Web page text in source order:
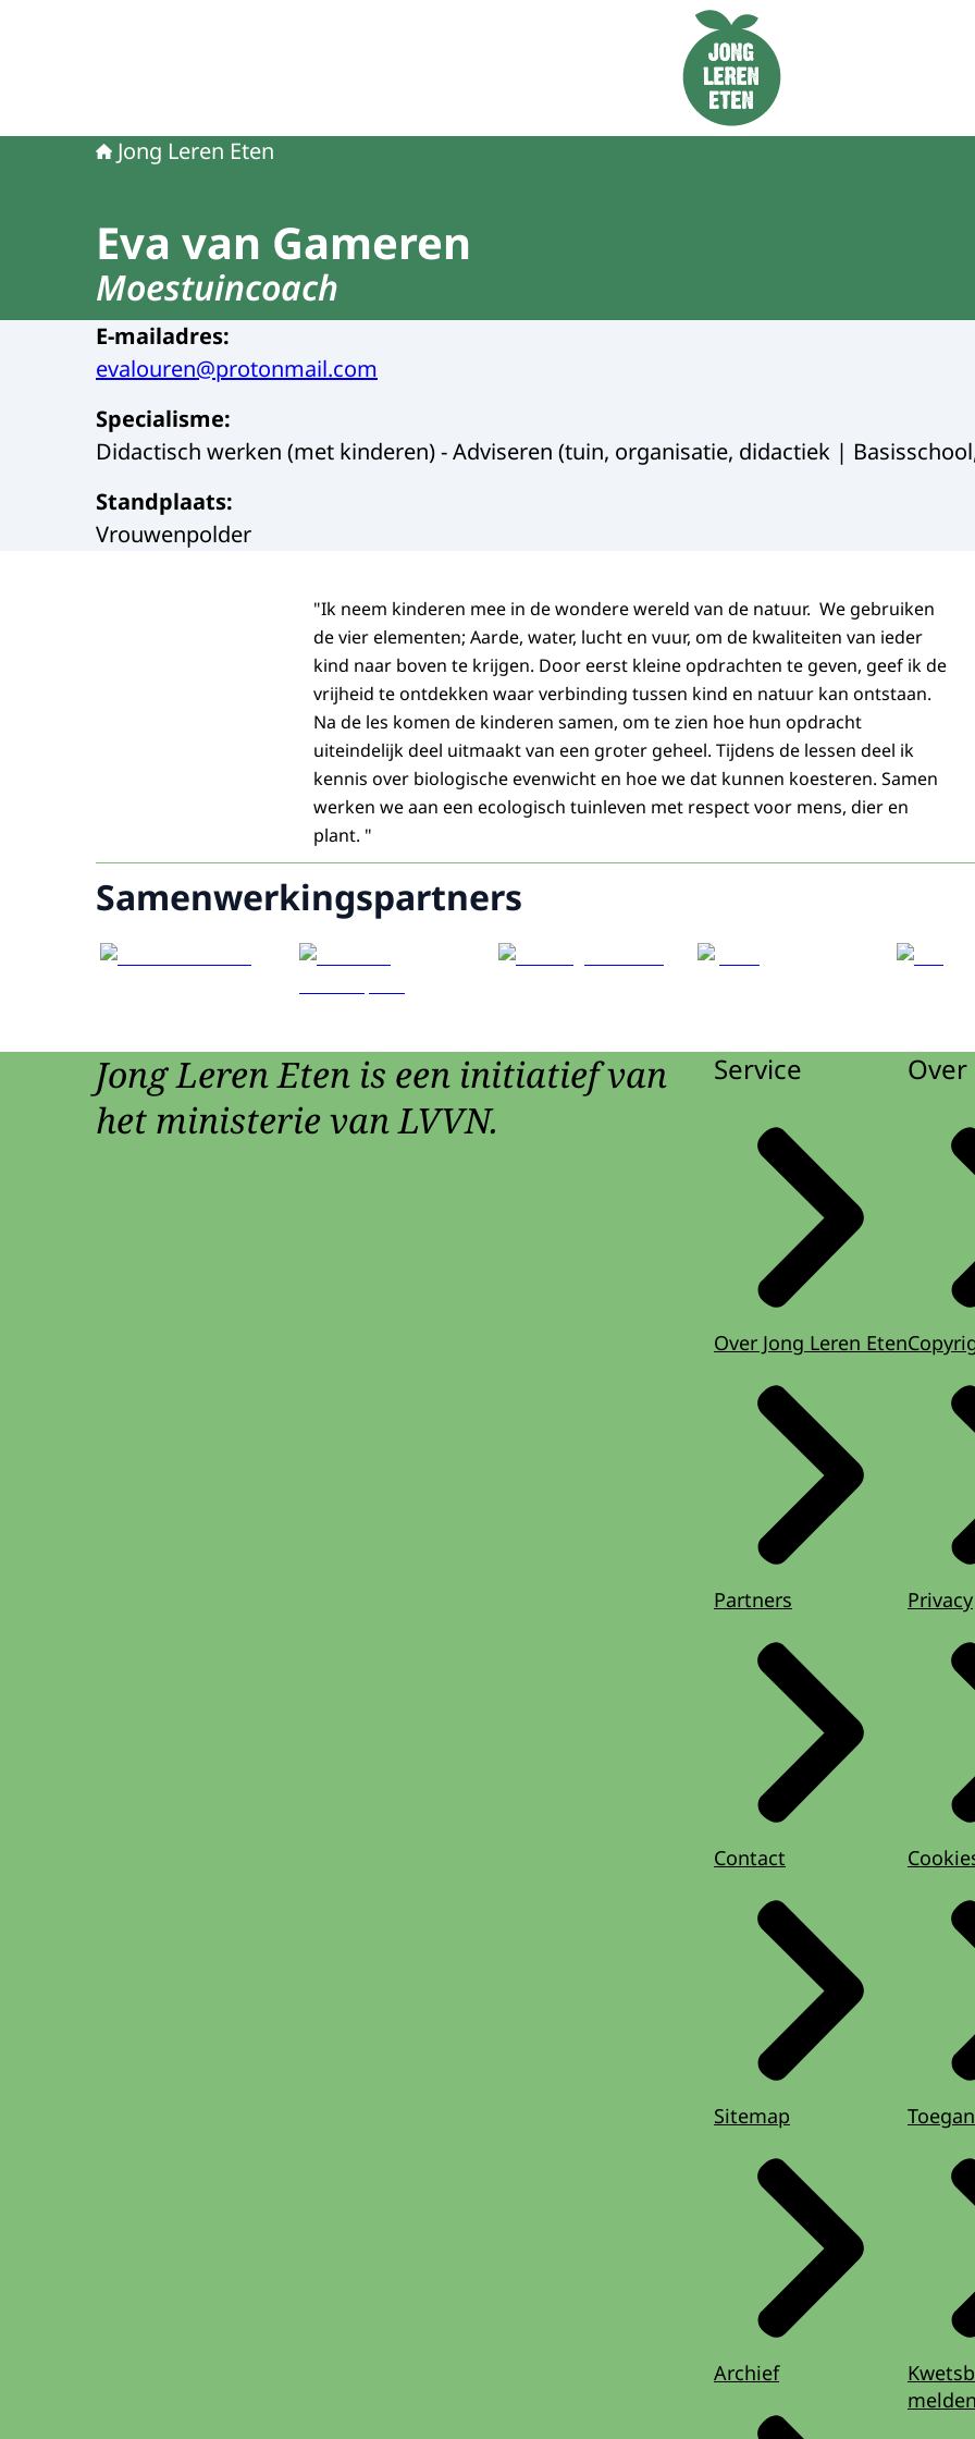
Naar de homepage van Jong Leren Eten
Jong Leren Eten
Eva van Gameren
Moestuincoach
E-mailadres:
evalouren@protonmail.com
Specialisme:
Didactisch werken (met kinderen) - Adviseren (tuin, organisatie, didactiek |
Standplaats:
Vrouwenpolder
"Ik neem kinderen mee in de wondere wereld van de natuur. We gebruiken
de vier elementen; Aarde, water, lucht en vuur, om de kwaliteiten van ieder
kind naar boven te krijgen. Door eerst kleine opdrachten te geven, geef ik de
vrijheid te ontdekken waar verbinding tussen kind en natuur kan ontstaan.
Na de les komen de kinderen samen, om te zien hoe hun opdracht
uiteindelijk deel uitmaakt van een groter geheel. Tijdens de lessen deel ik
kennis over biologische evenwicht en hoe we dat kunnen koesteren. Samen
werken we aan een ecologisch tuinleven met respect voor mens, dier en
plant. "
Samenwerkingspartners
Jong Leren Eten is een initiatief van
het ministerie van LVVN.
Service
Over Jong Leren Eten
Partners
Contact
Sitemap
Archief
Privacy